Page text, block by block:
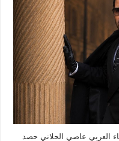
العربي عاصي الحلاني حصد